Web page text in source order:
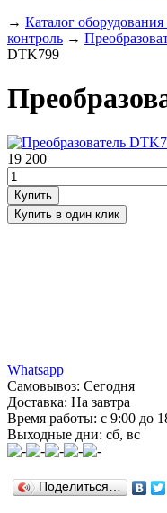
→ Каталог
контроль →
DTK799
19 200
Whatsapp
Самовывоз: Сегодня
Доставка: На завтра
Время работы: с 9:00 до
Выходные дни: сб, вс
Поделиться…